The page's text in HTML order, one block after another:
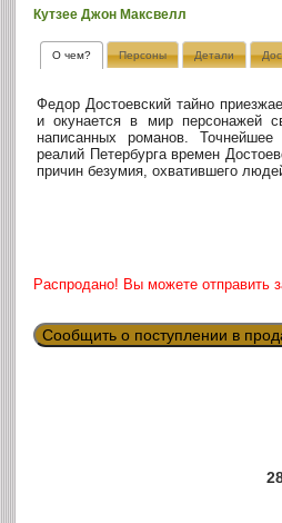
Кутзее Джон Максвелл
О чем? Персоны Детали
Федор Достоевский тайно
и окунается в мир персонажей
написанных романов. Точнейшее
реалий Петербурга времен
причин безумия, охватившего
Распродано! Вы можете отправить
Сообщить о поступлении в